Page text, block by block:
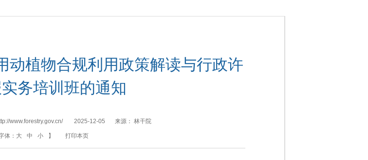
动植物合规利用政策解读与行政许
务培训班的通知
www.forestry.gov.cn/ 2025-12-05 来源： 林干院
体： 大 中 小 】 打印本页